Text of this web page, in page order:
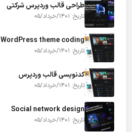
طراحی قالب وردپرس شرکتی
تاریخ: 1401/خرداد/05
WordPress theme coding
تاریخ: 1401/خرداد/05
کدنویسی قالب وردپرس
تاریخ: 1401/خرداد/05
Social network design
تاریخ: 1401/خرداد/05